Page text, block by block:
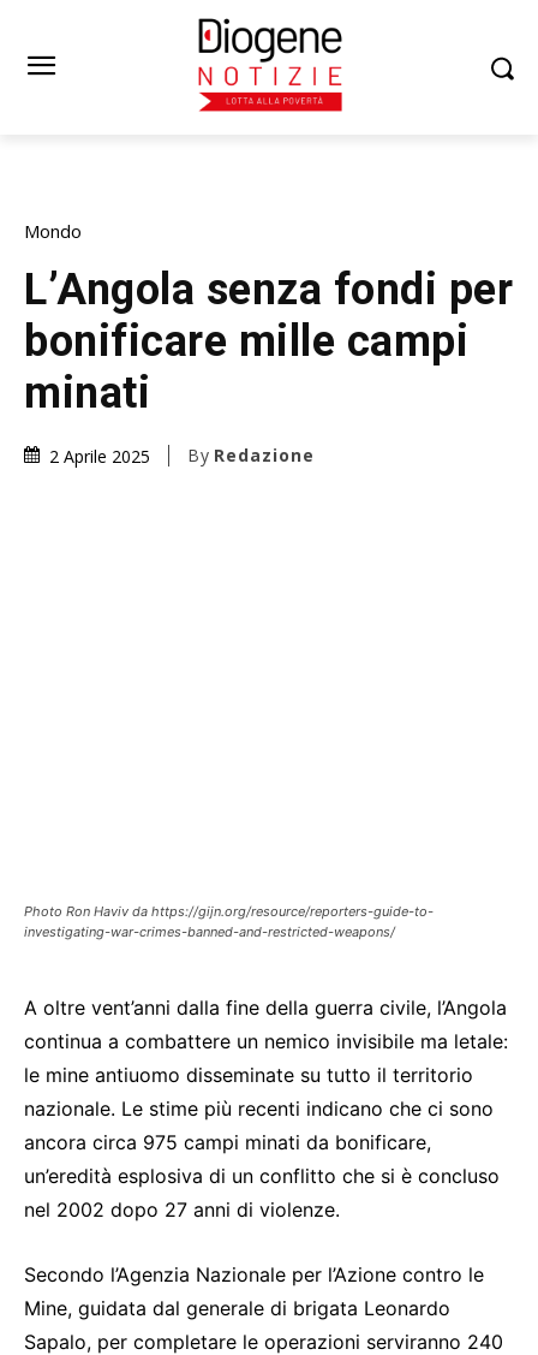
Mondo
L’Angola senza fondi per
bonificare mille campi
minati
2 Aprile 2025 By Redazione
Photo Ron Haviv da https://gijn.org/resource/reporters-guide-to-
investigating-war-crimes-banned-and-restricted-weapons/
A oltre vent’anni dalla fine della guerra civile, l’Angola
continua a combattere un nemico invisibile ma letale:
le mine antiuomo disseminate su tutto il territorio
nazionale. Le stime più recenti indicano che ci sono
ancora circa 975 campi minati da bonificare,
un’eredità esplosiva di un conflitto che si è concluso
nel 2002 dopo 27 anni di violenze.
Secondo l’Agenzia Nazionale per l’Azione contro le
Mine, guidata dal generale di brigata Leonardo
Sapalo, per completare le operazioni serviranno 240